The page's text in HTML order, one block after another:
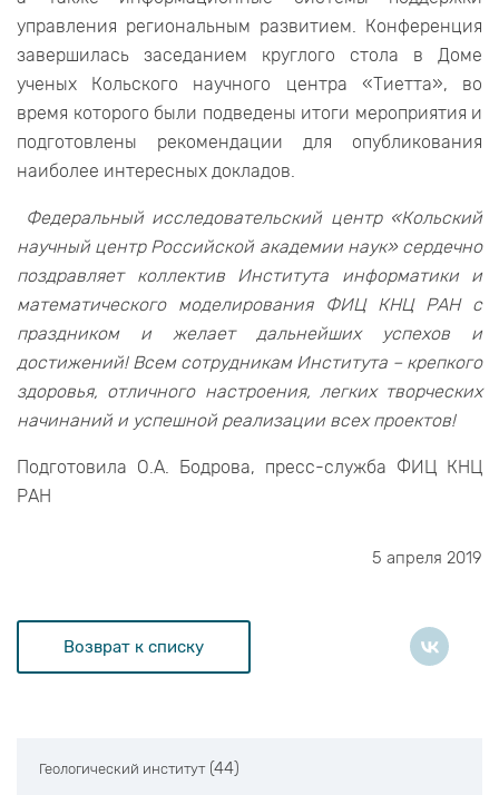
управления региональным развитием. Конференция
завершилась заседанием круглого стола в Доме
ученых Кольского научного центра «Тиетта», во
время которого были подведены итоги мероприятия и
подготовлены рекомендации для опубликования
наиболее интересных докладов.
Федеральный исследовательский центр «Кольский
научный центр Российской академии наук» сердечно
поздравляет коллектив Института информатики и
математического моделирования ФИЦ КНЦ РАН с
праздником и желает дальнейших успехов и
достижений! Всем сотрудникам Института – крепкого
здоровья, отличного настроения, легких творческих
начинаний и успешной реализации всех проектов!
Подготовила О.А. Бодрова, пресс-служба ФИЦ КНЦ
РАН
5 апреля 2019
Возврат к списку
Геологический институт (44)